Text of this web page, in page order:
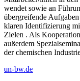
wendet sowie an
übergreifende
klaren Identifizierung
Zielen . Als
außerdem
der chemischen
un-bw.de